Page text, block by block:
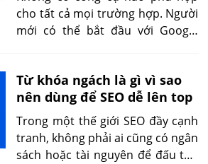
cho tất cả mọi trường hợp. Người
mới có thể bắt đầu với Google
thương mại điện tử cần Semrush
hoặc Ahrefs để tối ưu dữ liệu từ
khóa.
Từ khóa ngách là gì vì sao
nên dùng để SEO dễ lên top
Trong một thế giới SEO đầy cạnh
tranh, không phải ai cũng có ngân
sách hoặc tài nguyên để đấu top